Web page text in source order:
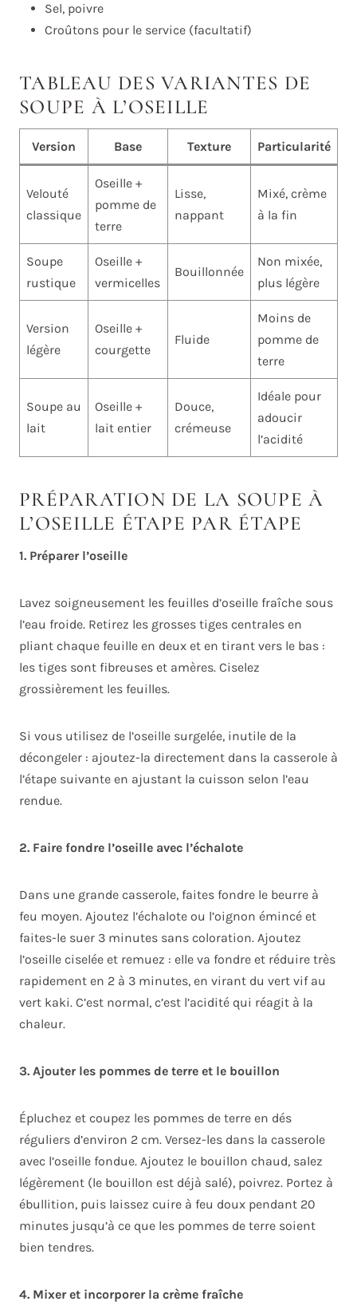
Sel, poivre
Croûtons pour le service (facultatif)
TABLEAU DES VARIANTES DE
SOUPE À L’OSEILLE
Version Base Texture Particularité
Velouté
classique
Oseille +
pomme de
terre
Lisse,
nappant
Mixé, crème
à la fin
Soupe
rustique
Oseille +
vermicelles
Bouillonnée
Non mixée,
plus légère
Version
légère
Oseille +
courgette
Fluide
Moins de
pomme de
terre
Soupe au
lait
Oseille +
lait entier
Douce,
crémeuse
Idéale pour
adoucir
l’acidité
PRÉPARATION DE LA SOUPE À
L’OSEILLE ÉTAPE PAR ÉTAPE
1. Préparer l’oseille
Lavez soigneusement les feuilles d’oseille fraîche sous
l’eau froide. Retirez les grosses tiges centrales en
pliant chaque feuille en deux et en tirant vers le bas :
les tiges sont fibreuses et amères. Ciselez
grossièrement les feuilles.
Si vous utilisez de l’oseille surgelée, inutile de la
décongeler : ajoutez-la directement dans la casserole à
l’étape suivante en ajustant la cuisson selon l’eau
rendue.
2. Faire fondre l’oseille avec l’échalote
Dans une grande casserole, faites fondre le beurre à
feu moyen. Ajoutez l’échalote ou l’oignon émincé et
faites-le suer 3 minutes sans coloration. Ajoutez
l’oseille ciselée et remuez : elle va fondre et réduire très
rapidement en 2 à 3 minutes, en virant du vert vif au
vert kaki. C’est normal, c’est l’acidité qui réagit à la
chaleur.
3. Ajouter les pommes de terre et le bouillon
Épluchez et coupez les pommes de terre en dés
réguliers d’environ 2 cm. Versez-les dans la casserole
avec l’oseille fondue. Ajoutez le bouillon chaud, salez
légèrement (le bouillon est déjà salé), poivrez. Portez à
ébullition, puis laissez cuire à feu doux pendant 20
minutes jusqu’à ce que les pommes de terre soient
bien tendres.
4. Mixer et incorporer la crème fraîche